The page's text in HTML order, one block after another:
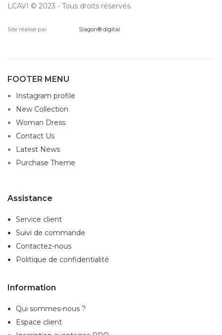
LCAVI © 2023 - Tous droits réservés.
Site réalisé par Slagon® digital
FOOTER MENU
Instagram profile
New Collection
Woman Dress
Contact Us
Latest News
Purchase Theme
Assistance
Service client
Suivi de commande
Contactez-nous
Politique de confidentialité
Information
Qui sommes-nous ?
Espace client